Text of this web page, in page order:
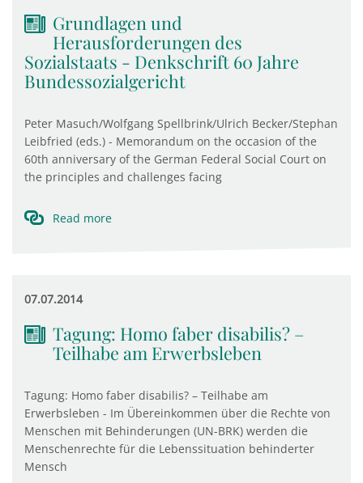
Grundlagen und
Herausforderungen des
Sozialstaats - Denkschrift 60 Jahre
Bundessozialgericht
Peter Masuch/Wolfgang Spellbrink/Ulrich Becker/Stephan
Leibfried (eds.) - Memorandum on the occasion of the
60th anniversary of the German Federal Social Court on
the principles and challenges facing
Read more
07.07.2014
Tagung: Homo faber disabilis? –
Teilhabe am Erwerbsleben
Tagung: Homo faber disabilis? – Teilhabe am
Erwerbsleben - Im Übereinkommen über die Rechte von
Menschen mit Behinderungen (UN-BRK) werden die
Menschenrechte für die Lebenssituation behinderter
Mensch